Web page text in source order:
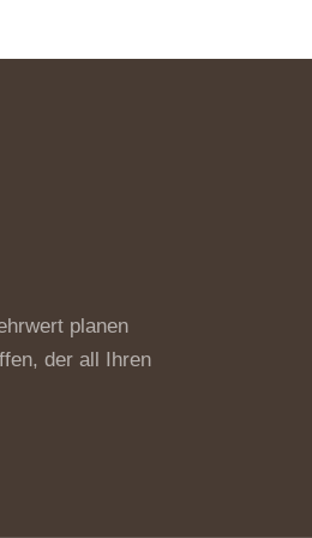
planen
der all Ihren